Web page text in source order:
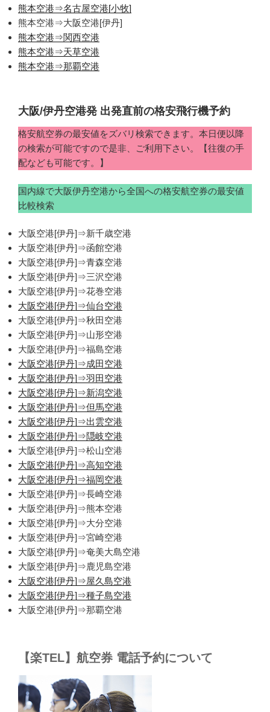
熊本空港⇒名古屋空港[小牧]
熊本空港⇒大阪空港[伊丹]
熊本空港⇒関西空港
熊本空港⇒天草空港
熊本空港⇒那覇空港
大阪/伊丹空港発 出発直前の格安飛行機予約
格安航空券の最安値をズバリ検索できます。本日便以降
の検索が可能ですので是非、ご利用下さい。【往復の手
配なども可能です。】
国内線で大阪伊丹空港から全国への格安航空券の最安値
比較検索
大阪空港[伊丹]⇒新千歳空港
大阪空港[伊丹]⇒函館空港
大阪空港[伊丹]⇒青森空港
大阪空港[伊丹]⇒三沢空港
大阪空港[伊丹]⇒花巻空港
大阪空港[伊丹]⇒仙台空港
大阪空港[伊丹]⇒秋田空港
大阪空港[伊丹]⇒山形空港
大阪空港[伊丹]⇒福島空港
大阪空港[伊丹]⇒成田空港
大阪空港[伊丹]⇒羽田空港
大阪空港[伊丹]⇒新潟空港
大阪空港[伊丹]⇒但馬空港
大阪空港[伊丹]⇒出雲空港
大阪空港[伊丹]⇒隠岐空港
大阪空港[伊丹]⇒松山空港
大阪空港[伊丹]⇒高知空港
大阪空港[伊丹]⇒福岡空港
大阪空港[伊丹]⇒長崎空港
大阪空港[伊丹]⇒熊本空港
大阪空港[伊丹]⇒大分空港
大阪空港[伊丹]⇒宮崎空港
大阪空港[伊丹]⇒奄美大島空港
大阪空港[伊丹]⇒鹿児島空港
大阪空港[伊丹]⇒屋久島空港
大阪空港[伊丹]⇒種子島空港
大阪空港[伊丹]⇒那覇空港
【楽TEL】航空券 電話予約について